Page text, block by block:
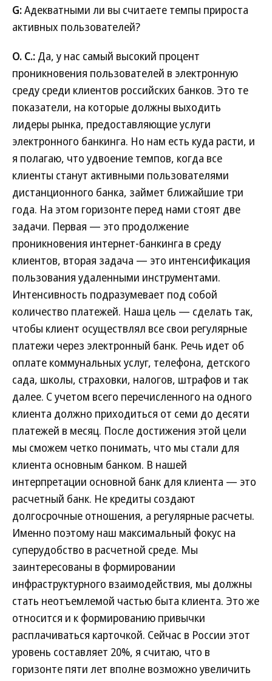
G:Адекватными ли вы считаете темпы прироста
активных пользователей?
О. С.: Да, у нас самый высокий процент
проникновения пользователей в электронную
среду среди клиентов российских банков. Это те
показатели, на которые должны выходить
лидеры рынка, предоставляющие услуги
электронного банкинга. Но нам есть куда расти, и
я полагаю, что удвоение темпов, когда все
клиенты станут активными пользователями
дистанционного банка, займет ближайшие три
года. На этом горизонте перед нами стоят две
задачи. Первая — это продолжение
проникновения интернет-банкинга в среду
клиентов, вторая задача — это интенсификация
пользования удаленными инструментами.
Интенсивность подразумевает под собой
количество платежей. Наша цель — сделать так,
чтобы клиент осуществлял все свои регулярные
платежи через электронный банк. Речь идет об
оплате коммунальных услуг, телефона, детского
сада, школы, страховки, налогов, штрафов и так
далее. С учетом всего перечисленного на одного
клиента должно приходиться от семи до десяти
платежей в месяц. После достижения этой цели
мы сможем четко понимать, что мы стали для
клиента основным банком. В нашей
интерпретации основной банк для клиента — это
расчетный банк. Не кредиты создают
долгосрочные отношения, а регулярные расчеты.
Именно поэтому наш максимальный фокус на
суперудобство в расчетной среде. Мы
заинтересованы в формировании
инфраструктурного взаимодействия, мы должны
стать неотъемлемой частью быта клиента. Это же
относится и к формированию привычки
расплачиваться карточкой. Сейчас в России этот
уровень составляет 20%, я считаю, что в
горизонте пяти лет вполне возможно увеличить